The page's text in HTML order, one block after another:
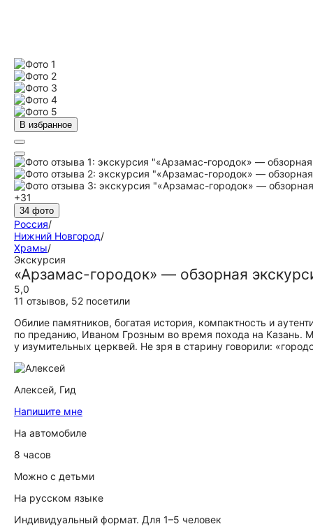
В избранное
+31
34 фото
Россия/
Нижний Новгород/
Храмы/
Экскурсия
«Арзамас-городок» — обзорная
5,0
11 отзывов, 52 посетили
Обилие памятников, богатая история, компактность и
по преданию, Иваном Грозным во время похода на Казань.
у изумительных церквей. Не зря в старину говорили:
Алексей, Гид
Напишите мне
На автомобиле
8 часов
Можно с детьми
На русском языке
Индивидуальный формат. Для 1–5 человек